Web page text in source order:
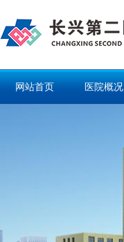
网站首页 医院概况